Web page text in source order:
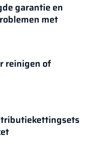
garantie en
met
reinigen of